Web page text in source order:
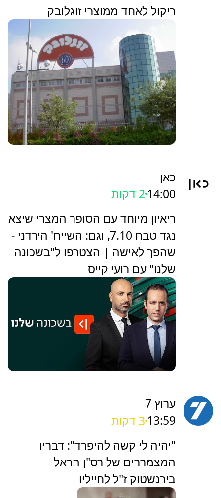
ריקול לאחד ממוצרי זוגלובק
כאן
14:00 2 דקות
ריאיון מיוחד עם הסופר המצרי שיצא
נגד טבח 7.10, וגם: השייח' הירדני -
שהפך לאישה | הצטרפו ל"בשכונה
שלנו" עם רועי קייס
ערוץ 7
13:59 3 דקות
‏"יהיה לי קשה להיפרד": דבריו
המצמררים של רס"ן הראל
בירנשטוק ז"ל לחייליו